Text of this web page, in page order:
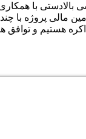
بالادستی با
مالی پروژه با
هستیم و توافق